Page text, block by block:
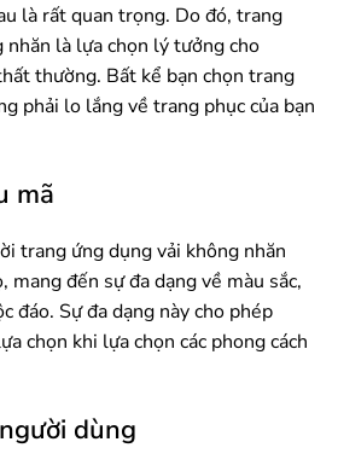
là rất quan trọng. Do đó, trang
nhăn là lựa chọn lý tưởng cho
thường. Bất kể bạn chọn trang
phải lo lắng về trang phục của bạn
mã
trang ứng dụng vải không nhăn
mang đến sự đa dạng về màu sắc,
đáo. Sự đa dạng này cho phép
chọn khi lựa chọn các phong cách
dùng